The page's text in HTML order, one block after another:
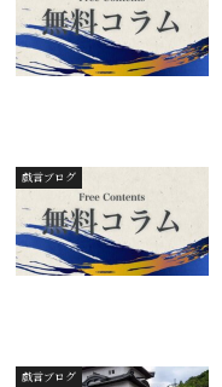
戯言ブログ
戯言ブログ